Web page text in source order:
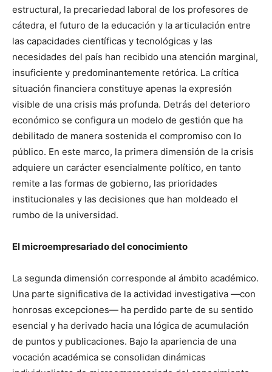
estructural, la precariedad laboral de los profesores de
cátedra, el futuro de la educación y la articulación entre
las capacidades científicas y tecnológicas y las
necesidades del país han recibido una atención marginal,
insuficiente y predominantemente retórica. La crítica
situación financiera constituye apenas la expresión
visible de una crisis más profunda. Detrás del deterioro
económico se configura un modelo de gestión que ha
debilitado de manera sostenida el compromiso con lo
público. En este marco, la primera dimensión de la crisis
adquiere un carácter esencialmente político, en tanto
remite a las formas de gobierno, las prioridades
institucionales y las decisiones que han moldeado el
rumbo de la universidad.
El microempresariado del conocimiento
La segunda dimensión corresponde al ámbito académico.
Una parte significativa de la actividad investigativa —con
honrosas excepciones— ha perdido parte de su sentido
esencial y ha derivado hacia una lógica de acumulación
de puntos y publicaciones. Bajo la apariencia de una
vocación académica se consolidan dinámicas